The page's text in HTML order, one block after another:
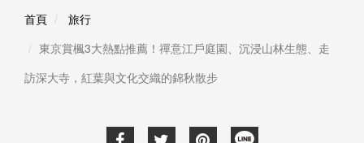
首頁
旅行
東京賞楓3大熱點推薦！禪意江戶庭園、沉浸山林生態、走
訪深大寺，紅葉與文化交織的錦秋散步